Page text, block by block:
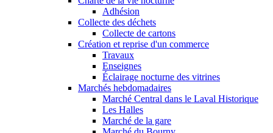
Adhésion
Collecte des déchets
Collecte de cartons
Création et reprise d'un commerce
Travaux
Enseignes
Éclairage nocturne des vitrines
Marchés hebdomadaires
Marché Central dans le Laval Historique
Les Halles
Marché de la gare